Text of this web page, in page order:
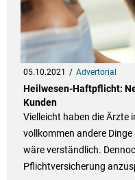
05.10.2021 Advertorial
Heilwesen-Haftpflicht:
Kunden
Vielleicht haben die Ärzte
vollkommen andere
wäre verständlich.
Pflichtversicherung